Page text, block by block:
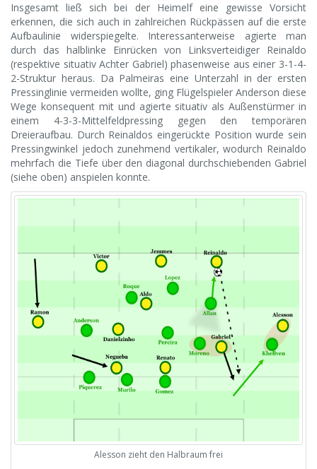
Insgesamt ließ sich bei der Heimelf eine gewisse Vorsicht
erkennen, die sich auch in zahlreichen Rückpässen auf die erste
Aufbaulinie widerspiegelte. Interessanterweise agierte man
durch das halblinke Einrücken von Linksverteidiger Reinaldo
(respektive situativ Achter Gabriel) phasenweise aus einer 3-1-4-
2-Struktur heraus. Da Palmeiras eine Unterzahl in der ersten
Pressinglinie vermeiden wollte, ging Flügelspieler Anderson diese
Wege konsequent mit und agierte situativ als Außenstürmer in
einem 4-3-3-Mittelfeldpressing gegen den temporären
Dreieraufbau. Durch Reinaldos eingerückte Position wurde sein
Pressingwinkel jedoch zunehmend vertikaler, wodurch Reinaldo
mehrfach die Tiefe über den diagonal durchschiebenden Gabriel
(siehe oben) anspielen konnte.
Alesson zieht den Halbraum frei